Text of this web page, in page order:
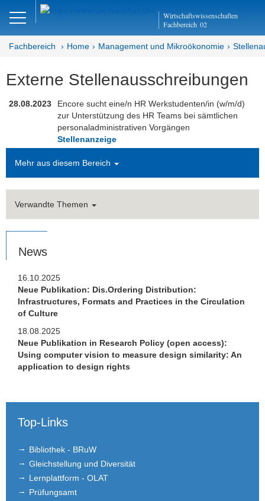
Wirtschaftswissenschaften
Fachbereich 02
DE Close
Management und
Mikroökonomie
Mission Statement
Forschung
Studium
Stellen­ausschreibungen
intern
extern
FLEX
Kontakt
Fachbereich Home Management und Mikroökonomie
Externe Stellenausschreibungen
28.08.2023
Encore sucht eine/n HR Werkstudenten/in (w/m/d)
zur Unterstützung des HR Teams bei sämtlichen
personaladministrativen Vorgängen
Stellenanzeige
Mehr aus diesem Bereich
Verwandte Themen
News
16.10.2025
Neue Publikation: Dis.Ordering Distribution:
Infrastructures, Formats and Practices in the Circulation
of Culture
18.08.2025
Neue Publikation in Research Policy (open access):
Using computer vision to measure design similarity: An
application to design rights
Top-Links
Bibliothek - BRuW
Gleichstellung und Diversität
Lernplattform - OLAT
Prüfungsamt